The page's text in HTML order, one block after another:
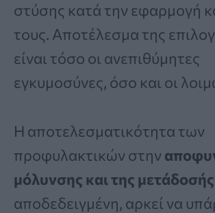
στύσης κατά την εφαρμογή
τους. Αποτέλεσμα της
είναι τόσο οι ανεπιθύμητες
εγκυμοσύνες, όσο και οι
Η αποτελεσματικότητα των
προφυλακτικών στην
μόλυνσης και της μετάδοσής
αποδεδειγμένη, αρκεί να